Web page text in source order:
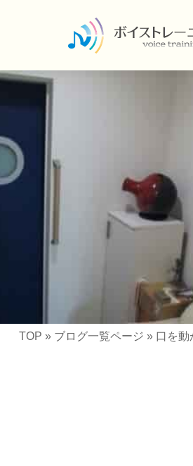
TOP » ブログ一覧ページ » 口を動